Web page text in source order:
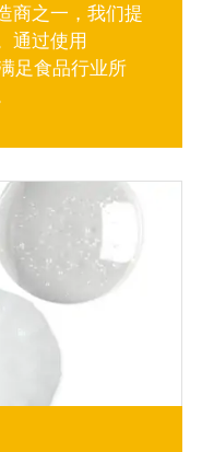
商之一，我们提
通过使用
足食品行业所